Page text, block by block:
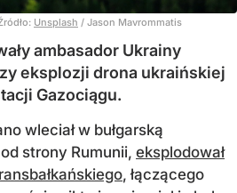
Unsplash / Jason Mavrommatis
ambasador Ukrainy
eksplozji drona ukraińskiej
Gazociągu.
wleciał w bułgarską
strony Rumunii, eksplodował
, łączącego